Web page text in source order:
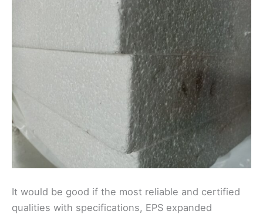
It would be good if the most reliable and certified
qualities with specifications, EPS expanded